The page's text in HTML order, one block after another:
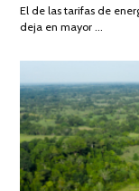
El de las tarifas de
deja en mayor …